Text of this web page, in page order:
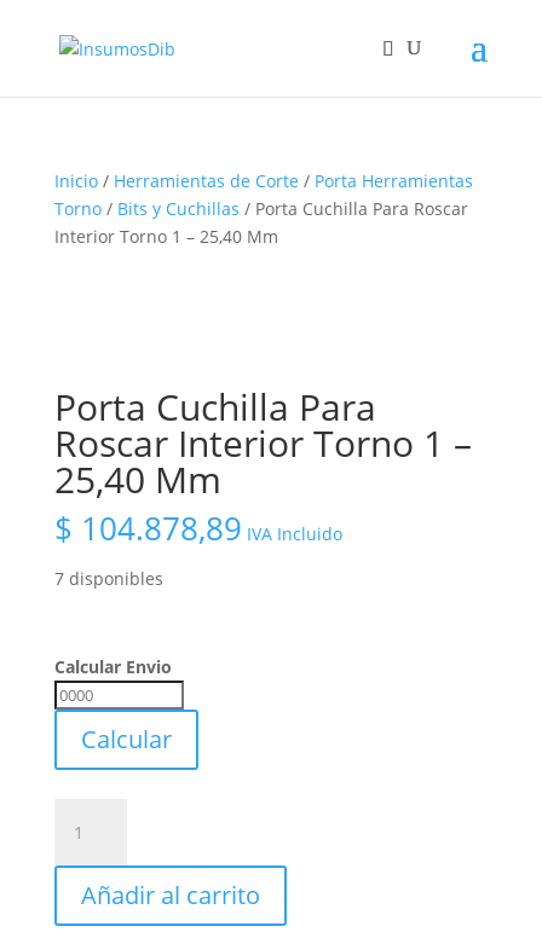
Inicio/ Herramientas de Corte / Porta Herramientas
Torno/ Bits y Cuchillas / Porta Cuchilla Para Roscar
Interior Torno 1 – 25,40 Mm
Porta Cuchilla Para
Roscar Interior Torno 1 –
25,40 Mm
$ 104.878,89 IVA Incluido
7 disponibles
Calcular Envio
Calcular
Envio
Calcular
Cuchilla
Para
Roscar
Interior
Añadir al carrito